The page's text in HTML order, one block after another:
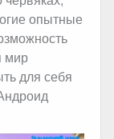
опытные
мир
для себя